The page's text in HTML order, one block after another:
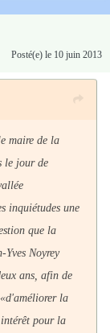
Posté(e) le 10 juin 2013
maire de la
le jour de
inquiétudes une
que la
Yves Noyrey
ans, afin de
la
pour la